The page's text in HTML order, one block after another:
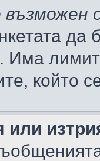
да
Има
който
или